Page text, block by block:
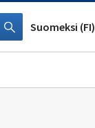
Tyhjennä
haku
Suomeksi (FI)